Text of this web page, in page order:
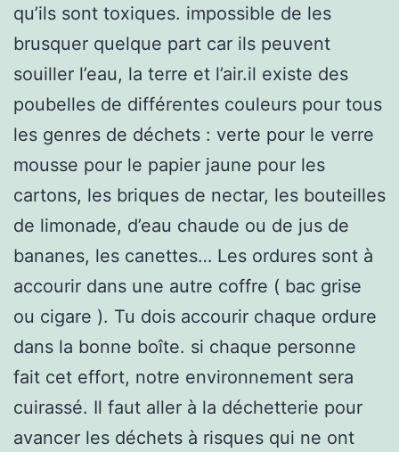
qu’ils sont toxiques. impossible de les
brusquer quelque part car ils peuvent
souiller l’eau, la terre et l’air.il existe des
poubelles de différentes couleurs pour tous
les genres de déchets : verte pour le verre
mousse pour le papier jaune pour les
cartons, les briques de nectar, les bouteilles
de limonade, d’eau chaude ou de jus de
bananes, les canettes… Les ordures sont à
accourir dans une autre coffre ( bac grise
ou cigare ). Tu dois accourir chaque ordure
dans la bonne boîte. si chaque personne
fait cet effort, notre environnement sera
cuirassé. Il faut aller à la déchetterie pour
avancer les déchets à risques qui ne ont